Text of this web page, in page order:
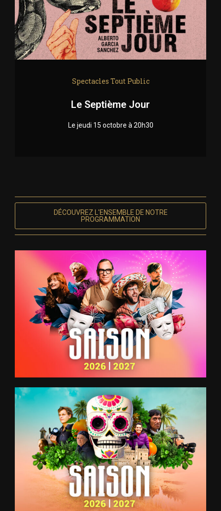
Spectacles Tout Public
Le Septième Jour
Le jeudi 15 octobre à 20h30
DÉCOUVREZ L'ENSEMBLE DE NOTRE
PROGRAMMATION